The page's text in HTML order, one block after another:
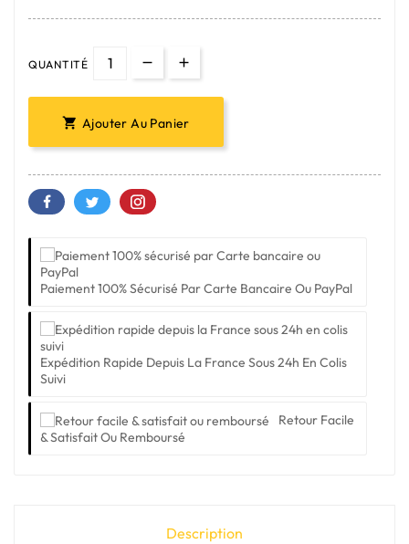
QUANTITÉ
 Ajouter Au Panier
Paiement 100% Sécurisé Par Carte Bancaire Ou PayPal
Expédition Rapide Depuis La France Sous 24h En Colis
Suivi
Retour Facile
& Satisfait Ou Remboursé
Description